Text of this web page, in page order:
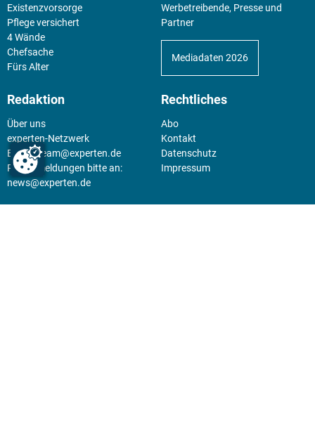
Existenz­vorsorge
Pflege versichert
4 Wände
Chefsache
Fürs Alter
Werbetreibende, Presse und
Partner
Mediadaten 2026
Redaktion
Über uns
experten-Netzwerk
E-Mail:team@experten.de
Pressemeldungen bitte an:
news@experten.de
Rechtliches
Abo
Kontakt
Datenschutz
Impressum